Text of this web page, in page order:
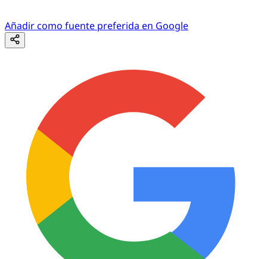
Añadir como fuente preferida en Google